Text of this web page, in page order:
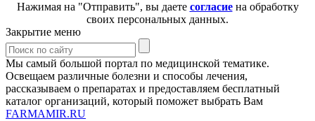
Нажимая на "Отправить", вы даете согласиена обработку
своих персональных данных.
Закрытие меню
Мы самый большой портал по медицинской тематике.
Освещаем различные болезни и способы лечения,
рассказываем о препаратах и предоставляем бесплатный
каталог организаций, который поможет выбрать Вам
FARMAMIR.RU